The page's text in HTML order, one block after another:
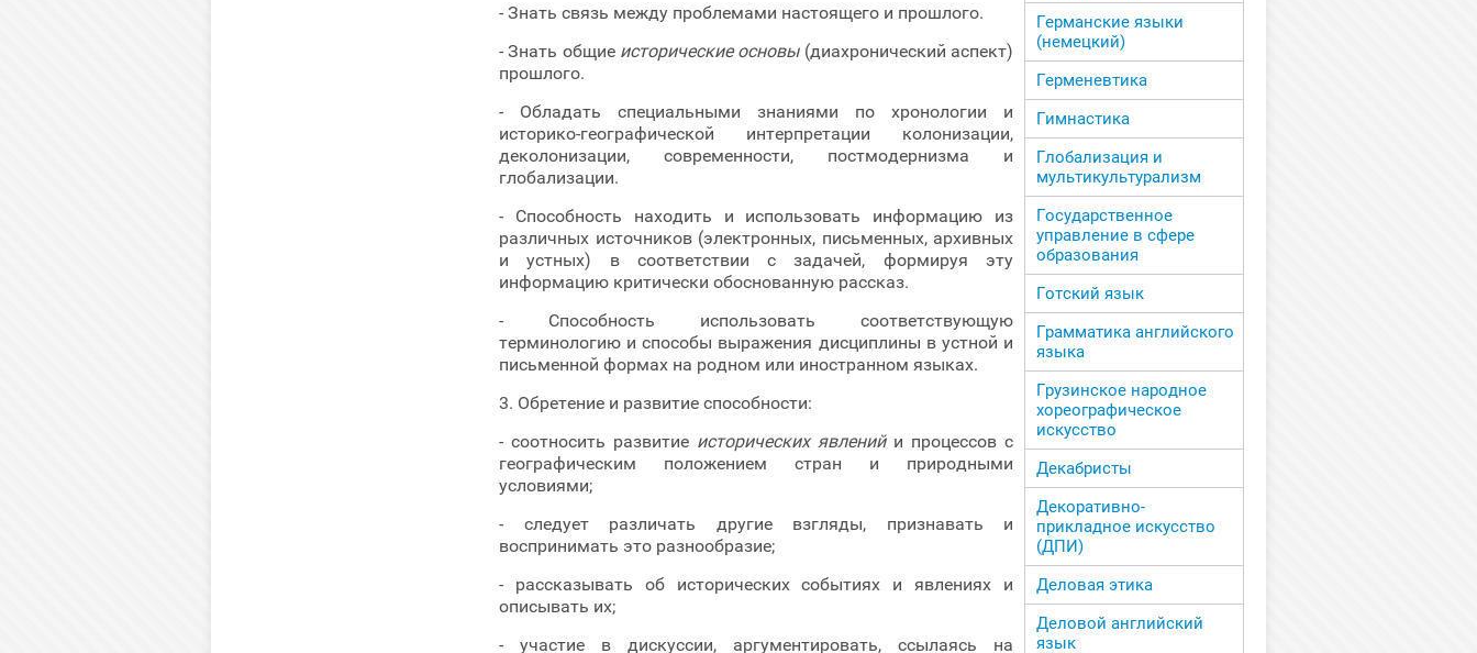
- Знать связь между проблемами настоящего и прошлого.
- Знать общие исторические основы(диахронический аспект)
прошлого.
- Обладать специальными знаниями по хронологии и
историко-географической интерпретации колонизации,
деколонизации, современности, постмодернизма и
глобализации.
- Способность находить и использовать информацию из
различных источников (электронных, письменных, архивных
и устных) в соответствии с задачей, формируя эту
информацию критически обоснованную рассказ.
- Способность использовать соответствующую
терминологию и способы выражения дисциплины в устной и
письменной формах на родном или иностранном языках.
3. Обретение и развитие способности:
- соотносить развитие исторических явленийи процессов с
географическим положением стран и природными
условиями;
- следует различать другие взгляды, признавать и
воспринимать это разнообразие;
- рассказывать об исторических событиях и явлениях и
описывать их;
- участие в дискуссии, аргументировать, ссылаясь на
Германские языки
(немецкий)
Герменевтика
Гимнастика
Глобализация и
мультикультурализм
Государственное
управление в сфере
образования
Готский язык
Грамматика английского
языка
Грузинское народное
хореографическое
искусство
Декабристы
Декоративно-
прикладное искусство
(ДПИ)
Деловая этика
Деловой английский
язык